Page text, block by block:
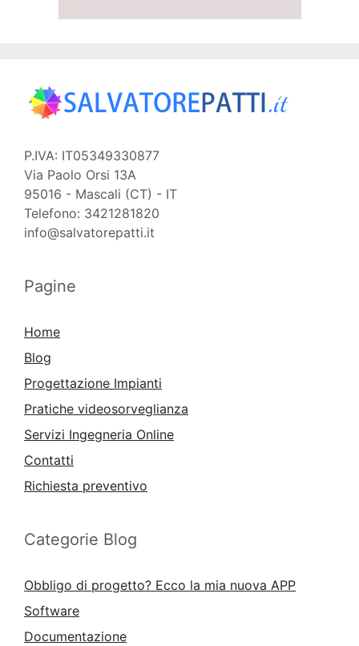
P.IVA: IT05349330877
Via Paolo Orsi 13A
95016 - Mascali (CT) - IT
Telefono: 3421281820
info@salvatorepatti.it
Pagine
Home
Blog
Progettazione Impianti
Pratiche videosorveglianza
Servizi Ingegneria Online
Contatti
Richiesta preventivo
Categorie Blog
Obbligo di progetto? Ecco la mia nuova APP
Software
Documentazione